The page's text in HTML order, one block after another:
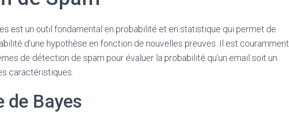
est un outil fondamental en probabilité et en statistique qui permet de
d’une hypothèse en fonction de nouvelles preuves. Il est couramment
de détection de spam pour évaluer la probabilité qu’un email soit un
caractéristiques.
de Bayes